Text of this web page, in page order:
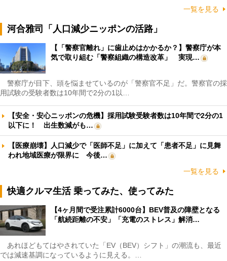
一覧を見る
河合雅司「人口減少ニッポンの活路」
【「警察官離れ」に歯止めはかかるか？】警察庁が本
気で取り組む「警察組織の構造改革」 実現…
警察庁が目下、頭を悩ませているのが「警察官不足」だ。警察官の採
用試験の受験者数は10年間で2分の1以…
【安全・安心ニッポンの危機】採用試験受験者数は10年間で2分の1
以下に！ 出生数減がも…
【医療崩壊】人口減少で「医師不足」に加えて「患者不足」に見舞
われ地域医療が限界に 今後…
一覧を見る
快適クルマ生活 乗ってみた、使ってみた
【4ヶ月間で受注累計6000台】BEV普及の障壁となる
「航続距離の不安」「充電のストレス」解消…
あれほどもてはやされていた「EV（BEV）シフト」の潮流も、最近
では減速基調になっているように見える。…